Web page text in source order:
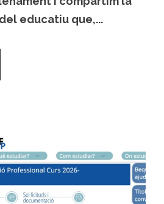
educatiu que,...